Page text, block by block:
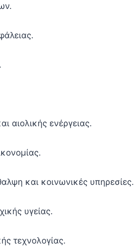
αιολικής ενέργειας.
και κοινωνικές υπηρεσίες.
υγείας.
τεχνολογίας.